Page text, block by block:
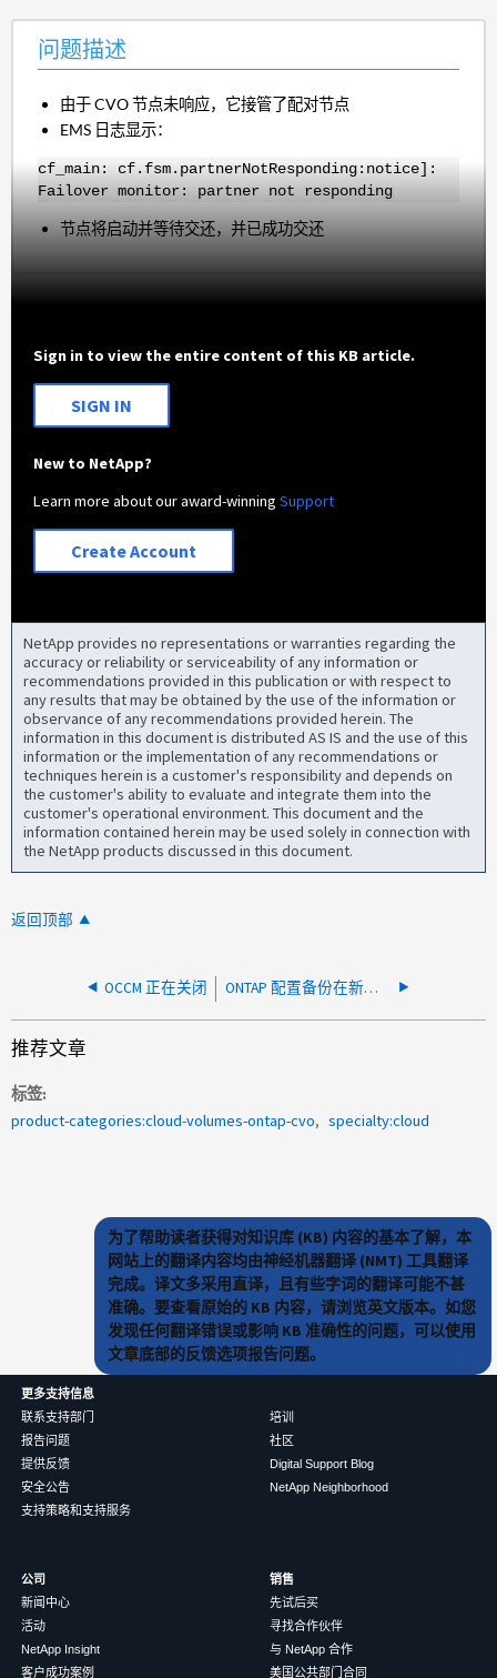
问题描述
由于 CVO 节点未响应，它接管了配对节点
EMS 日志显示：
cf_main: cf.fsm.partnerNotResponding:notice]:
Failover monitor: partner not responding
节点将启动并等待交还，并已成功交还
Sign in to view the entire content of this KB article.
SIGN IN
New to NetApp?
Learn more about our award-winningSupport
Create Account
NetApp provides no representations or warranties regarding the
accuracy or reliability or serviceability of any information or
recommendations provided in this publication or with respect to
any results that may be obtained by the use of the information or
observance of any recommendations provided herein. The
information in this document is distributed AS IS and the use of this
information or the implementation of any recommendations or
techniques herein is a customer's responsibility and depends on
the customer's ability to evaluate and integrate them into the
customer's operational environment. This document and the
information contained herein may be used solely in connection with
the NetApp products discussed in this document.
返回顶部
OCCM 正在关闭 ONTAP 配置备份在新的 CVO 部署上失败
推荐文章
标签
product-categories:cloud-volumes-ontap-cvo
specialty:cloud
为了帮助读者获得对知识库 (KB) 内容的基本了解，本
网站上的翻译内容均由神经机器翻译 (NMT) 工具翻译
完成。译文多采用直译，且有些字词的翻译可能不甚
准确。要查看原始的 KB 内容，请浏览英文版本。如您
发现任何翻译错误或影响 KB 准确性的问题，可以使用
文章底部的反馈选项报告问题。
更多支持信息
联系支持部门
报告问题
提供反馈
安全公告
支持策略和支持服务
培训
社区
Digital Support Blog
NetApp Neighborhood
公司
新闻中心
活动
NetApp Insight
客户成功案例
销售
先试后买
寻找合作伙伴
与 NetApp 合作
美国公共部门合同